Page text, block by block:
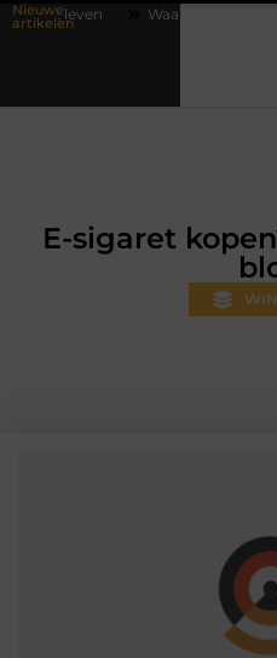
Nieuwe
artikelenonline vlees bestellen steeds
E-sigaret